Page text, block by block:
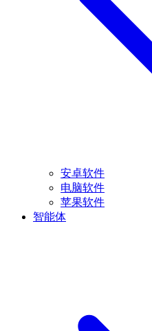
安卓软件
电脑软件
苹果软件
智能体